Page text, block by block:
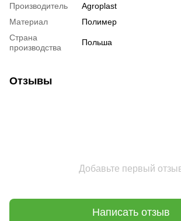
Производитель
Agroplast
Материал
Полимер
Страна
производства
Польша
Отзывы
Добавьте первый
Написать отзыв